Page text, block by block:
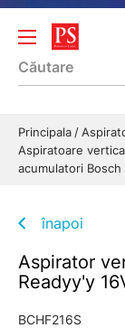
Principala
Aspiratoare
acumulatori Bosch
înapoi
Aspirator
Readyy'y
BCHF216S